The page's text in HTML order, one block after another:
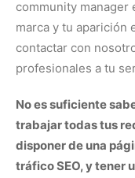
community manager
marca y tu aparición
contactar con
profesionales a tu
No es suficiente
trabajar todas tus
disponer de una
tráfico SEO, y tener